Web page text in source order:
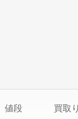
値段 買取り